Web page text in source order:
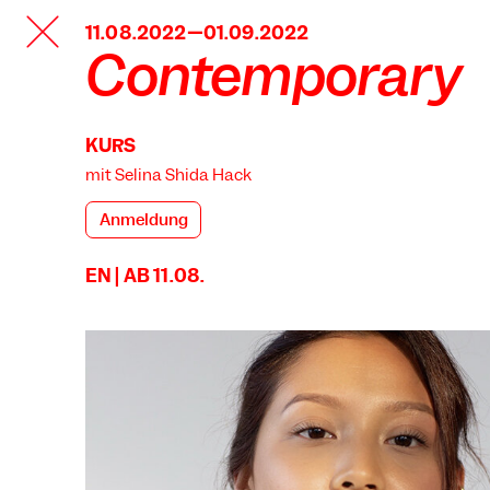
TANZFABRIK
BERLIN11.08.2022—01.09.2022
Contemporary
KURS
mit Selina Shida Hack
Anmeldung
EN | AB 11.08.